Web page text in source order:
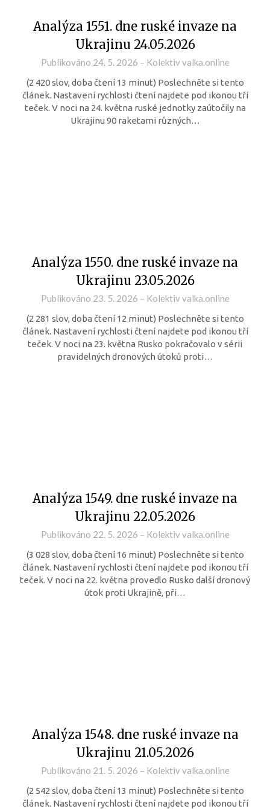
Analýza 1551. dne ruské invaze na
Ukrajinu 24.05.2026
Publikováno 24. 5. 2026 – Kolektiv valka.online
(2 420 slov, doba čtení 13 minut) Poslechněte si tento
článek. Nastavení rychlosti čtení najdete pod ikonou tří
teček. V noci na 24. května ruské jednotky zaútočily na
Ukrajinu 90 raketami různých…
Analýza 1550. dne ruské invaze na
Ukrajinu 23.05.2026
Publikováno 23. 5. 2026 – Kolektiv valka.online
(2 281 slov, doba čtení 12 minut) Poslechněte si tento
článek. Nastavení rychlosti čtení najdete pod ikonou tří
teček. V noci na 23. května Rusko pokračovalo v sérii
pravidelných dronových útoků proti…
Analýza 1549. dne ruské invaze na
Ukrajinu 22.05.2026
Publikováno 22. 5. 2026 – Kolektiv valka.online
(3 028 slov, doba čtení 16 minut) Poslechněte si tento
článek. Nastavení rychlosti čtení najdete pod ikonou tří
teček. V noci na 22. května provedlo Rusko další dronový
útok proti Ukrajině, při…
Analýza 1548. dne ruské invaze na
Ukrajinu 21.05.2026
Publikováno 21. 5. 2026 – Kolektiv valka.online
(2 542 slov, doba čtení 13 minut) Poslechněte si tento
článek. Nastavení rychlosti čtení najdete pod ikonou tří